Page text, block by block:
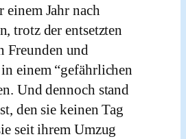
Jahr nach
trotz der entsetzten
Freunden und
einem “gefährlichen
Und dennoch stand
den sie keinen Tag
seit ihrem Umzug